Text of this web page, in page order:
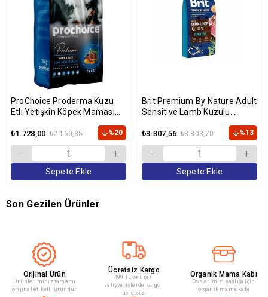
ProChoice Proderma Kuzu
Etli Yetişkin Köpek Maması
₺1.728,00 ₺2.160,85 %20
Sepete Ekle
Brit Premium By Nature Adult
Sensitive Lamb Kuzulu
₺3.307,56 ₺3.803,70 %13
Sepete Ekle
Son Gezilen Ürünler
Orijinal Ürün
Ürünleriminiz tamamı
orijinal etiketli üründür
Ücretsiz Kargo
499 TL ve üzeri
alışverişlerde kargo
ücretsiz!
Organik Mama Kabı
Doslarımızı sağlığı için
organik mama kabı